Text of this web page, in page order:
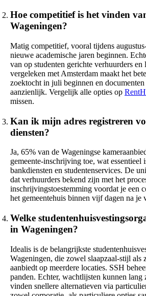
Hoe competitief is het vinden
Wageningen?
Matig competitief, vooral tijdens
nieuwe academische jaren beginnen.
van op studenten gerichte verhuurders en
vergeleken met Amsterdam maakt het
zoektocht in juli beginnen en
aanzienlijk. Vergelijk alle opties op
missen.
Kan ik mijn adres registreren
diensten?
Ja, 65% van de Wageningse
gemeente-inschrijving toe, wat essentieel
bankdiensten en studentenservices. De
dat verhuurders bekend zijn met het
inschrijvingstoestemming voordat je een
het gemeentehuis binnen vijf dagen na je
Welke
in Wageningen?
Idealis is de belangrijkste
Wageningen, die zowel slaapzaal-stijl als
aanbiedt op meerdere locaties. SSH
panden. Echter, wachtlijsten kunnen lang
vinden snellere alternatieven via